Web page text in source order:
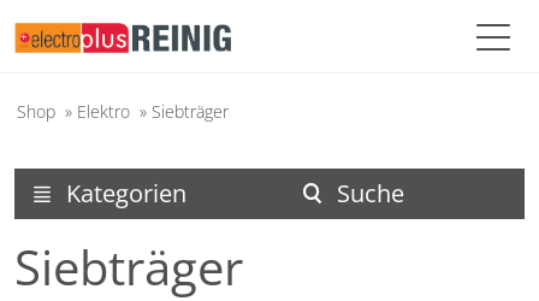
Shop » Elektro » Siebträger
search Suche
menu Kategorien
Siebträger